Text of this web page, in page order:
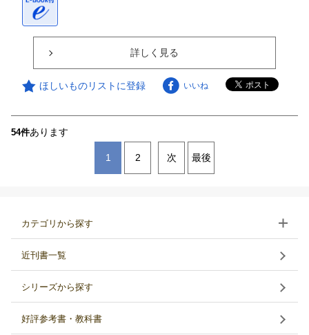
詳しく見る
ほしいものリストに登録 いいね
54件あります
1 2 次 最後
カテゴリから探す
近刊書一覧
シリーズから探す
好評参考書・教科書